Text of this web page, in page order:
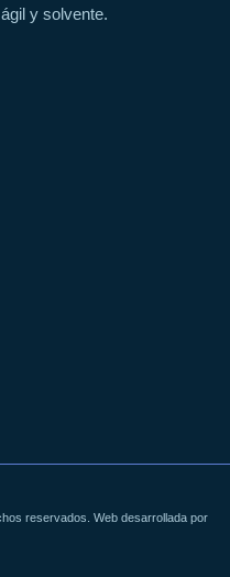
y solvente.
reservados. Web desarrollada por